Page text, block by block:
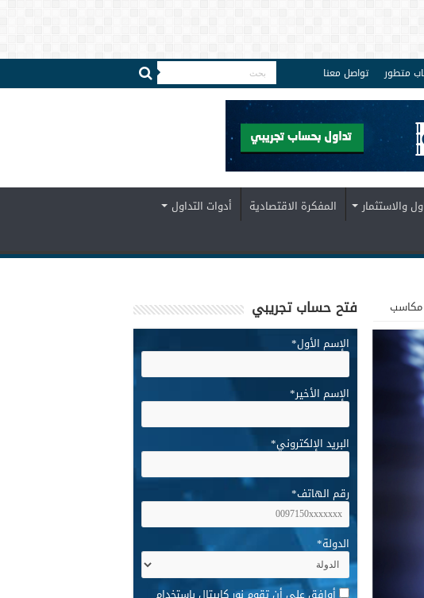
متطور تواصل معنا
والاستثمار المفكرة الاقتصادية
أدوات التداول
مكاسب فتح حساب تجريبي
الإسم الأول*
الإسم الأخير*
البريد الإلكتروني*
رقم الهاتف*
الدولة*
*